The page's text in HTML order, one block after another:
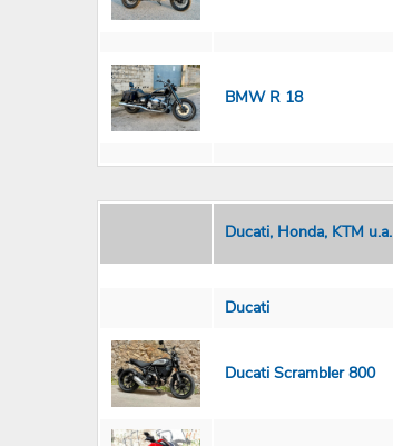
BMW R 18
Ducati, Honda, KTM u.a.
Ducati
Ducati Scrambler 800